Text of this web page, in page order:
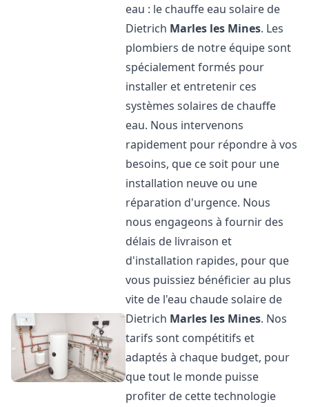
eau : le chauffe eau solaire de
Dietrich Marles les Mines. Les
plombiers de notre équipe sont
spécialement formés pour
installer et entretenir ces
systèmes solaires de chauffe
eau. Nous intervenons
rapidement pour répondre à vos
besoins, que ce soit pour une
installation neuve ou une
réparation d'urgence. Nous
nous engageons à fournir des
délais de livraison et
d'installation rapides, pour que
vous puissiez bénéficier au plus
vite de l'eau chaude solaire de
Dietrich Marles les Mines. Nos
tarifs sont compétitifs et
adaptés à chaque budget, pour
que tout le monde puisse
profiter de cette technologie